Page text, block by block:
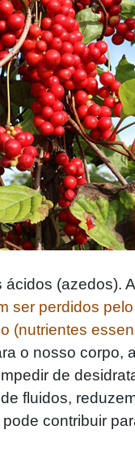
(azedos).
ser perdidos
(nutrientes
o nosso corpo,
de
fluidos,
contribuir